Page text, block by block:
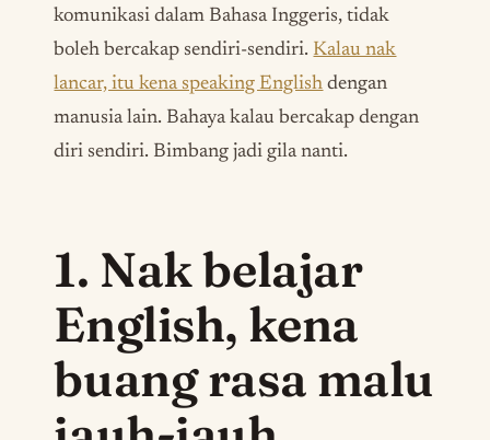
komunikasi dalam Bahasa Inggeris, tidak
boleh bercakap sendiri-sendiri. Kalau nak
lancar, itu kena speaking English dengan
manusia lain. Bahaya kalau bercakap dengan
diri sendiri. Bimbang jadi gila nanti.
1. Nak belajar
English, kena
buang rasa malu